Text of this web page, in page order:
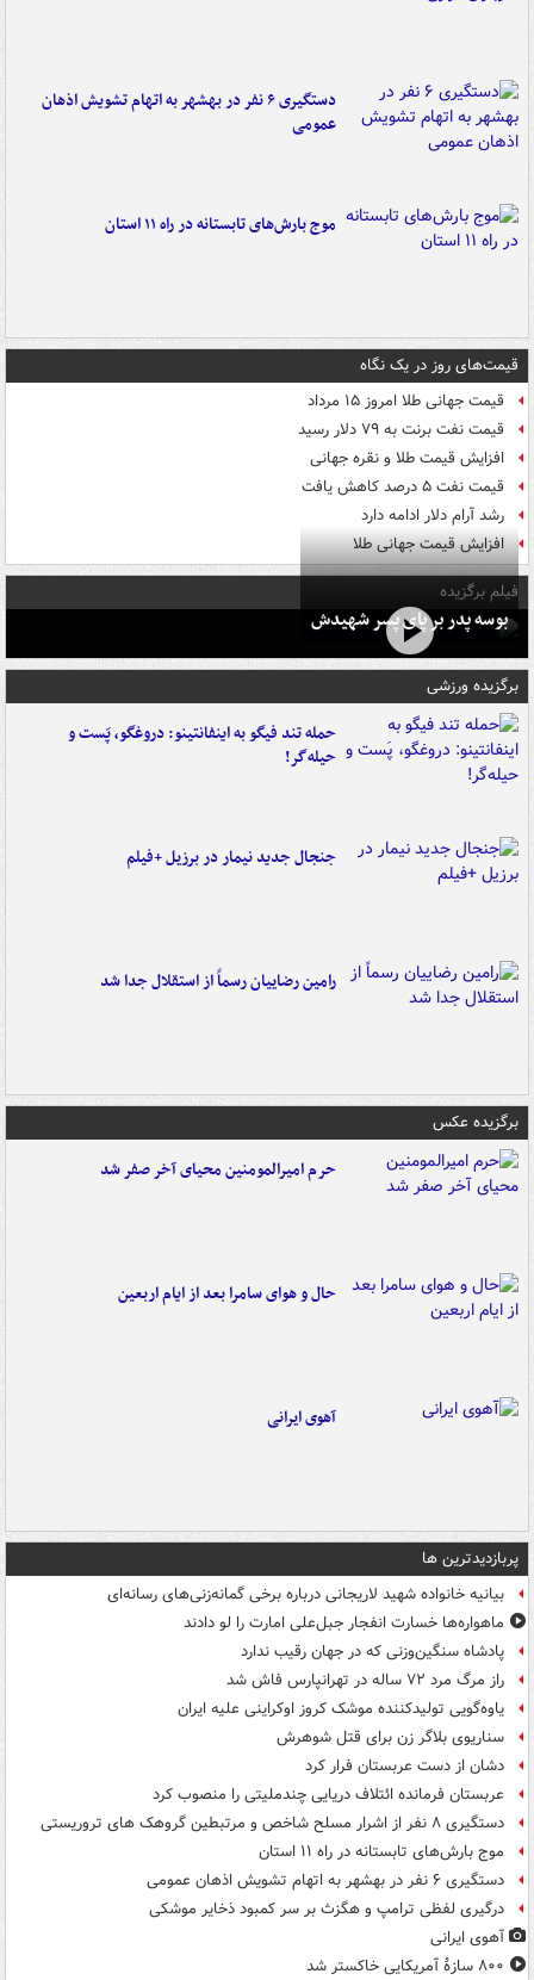
دستگیری ۶ نفر در بهشهر به اتهام تشویش اذهان
عمومی
موج بارش‌های تابستانه در راه ۱۱ استان
قیمت‌های روز در یک نگاه
قیمت جهانی طلا امروز ۱۵ مرداد
قیمت نفت برنت به ۷۹ دلار رسید
افزایش قیمت طلا و نقره جهانی
قیمت نفت ۵ درصد کاهش یافت
رشد آرام دلار ادامه دارد
افزایش قیمت جهانی طلا
فیلم برگزیده
بوسه‌ پدر بر پای پسر شهیدش
برگزیده ورزشی
حمله تند فیگو به اینفانتینو: دروغگو، پَست‌ و
حیله‌گر!
جنجال جدید نیمار در برزیل +فیلم
رامین رضاییان رسماً از استقلال جدا شد
برگزیده عکس
حرم امیرالمومنین محیای آخر صفر شد
حال و هوای سامرا بعد از ایام اربعین
آهوی ایرانی
پربازدیدترین ها
بیانیه خانواده شهید لاریجانی درباره برخی گمانه‌زنی‌های رسانه‌ای
ماهواره‌ها خسارت انفجار جبل‌علی امارت را لو دادند
پادشاه سنگین‌وزنی که در جهان رقیب ندارد
راز مرگ مرد ۷۲ ساله در تهرانپارس فاش شد
یاوه‌گویی تولیدکننده موشک کروز اوکراینی علیه ایران
سناریوی بلاگر زن برای قتل شوهرش
دشان از دست عربستان فرار کرد
عربستان فرمانده ائتلاف دریایی چندملیتی را منصوب کرد
دستگیری ۸ نفر از اشرار مسلح شاخص و مرتبطین گروهک های تروریستی
موج بارش‌های تابستانه در راه ۱۱ استان
دستگیری ۶ نفر در بهشهر به اتهام تشویش اذهان عمومی
درگیری لفظی ترامپ و هگزث بر سر کمبود ذخایر موشکی
آهوی ایرانی
۸۰۰ سازۀ آمریکایی خاکستر شد